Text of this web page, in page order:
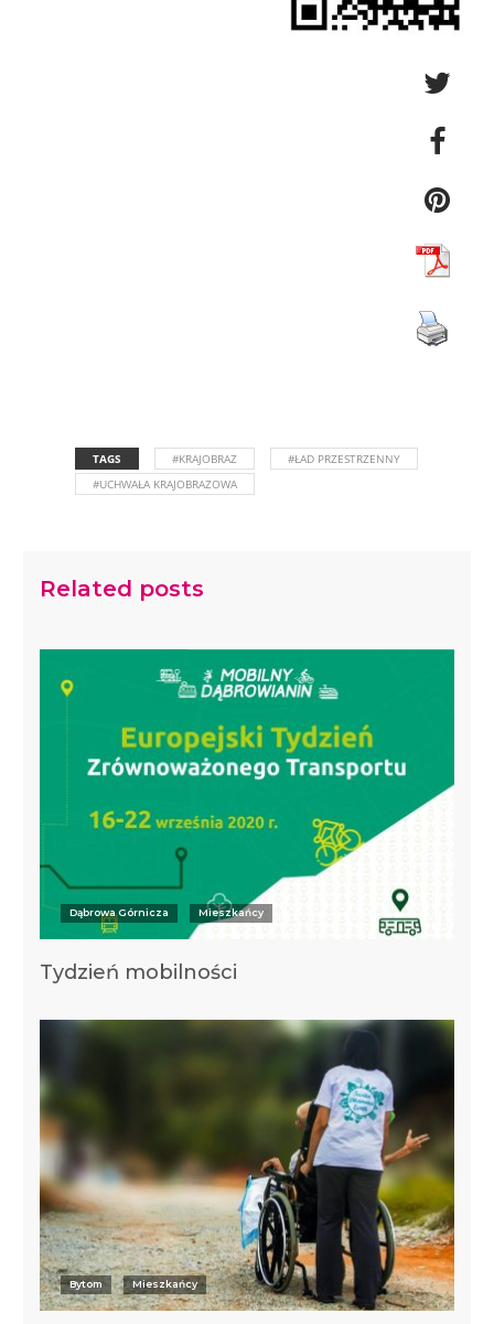
TAGS #KRAJOBRAZ
#ŁAD PRZESTRZENNY
#UCHWAŁA KRAJOBRAZOWA
Related posts
Dąbrowa Górnicza Mieszkańcy
Tydzień mobilności
Bytom Mieszkańcy